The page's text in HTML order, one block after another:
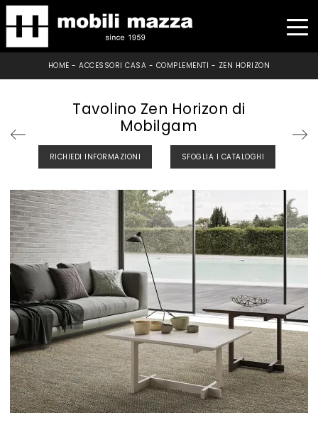
HOME -ACCESSORI CASA - COMPLEMENTI - ZEN HORIZON
Tavolino Zen Horizon di
Mobilgam
RICHIEDI INFORMAZIONI SFOGLIA I CATALOGHI